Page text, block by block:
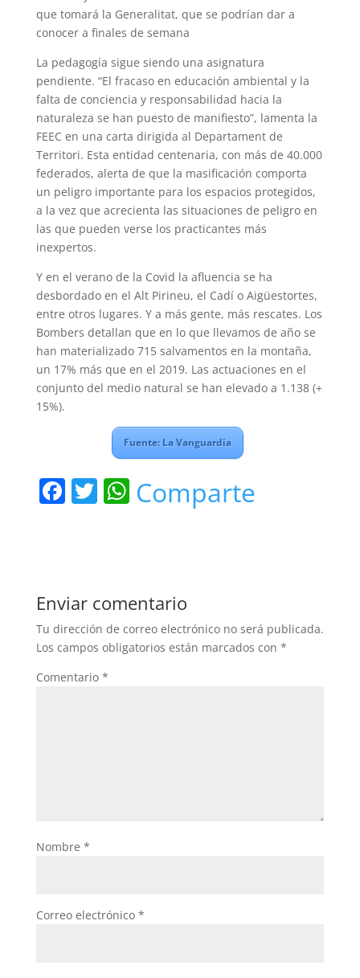
que tomará la Generalitat, que se podrían dar a
conocer a finales de semana
La pedagogía sigue siendo una asignatura
pendiente. “El fracaso en educación ambiental y la
falta de conciencia y responsabilidad hacia la
naturaleza se han puesto de manifiesto”, lamenta la
FEEC en una carta dirigida al Departament de
Territori. Esta entidad centenaria, con más de 40.000
federados, alerta de que la masificación comporta
un peligro importante para los espacios protegidos,
a la vez que acrecienta las situaciones de peligro en
las que pueden verse los practicantes más
inexpertos.
Y en el verano de la Covid la afluencia se ha
desbordado en el Alt Pirineu, el Cadí o Aigüestortes,
entre otros lugares. Y a más gente, más rescates. Los
Bombers detallan que en lo que llevamos de año se
han materializado 715 salvamentos en la montaña,
un 17% más que en el 2019. Las actuaciones en el
conjunto del medio natural se han elevado a 1.138 (+
15%).
Fuente: La Vanguardia
F
b
o
o
k
T W
A
p
p
Comparte
Enviar comentario
Tu dirección de correo electrónico no será publicada.
Los campos obligatorios están marcados con *
Comentario *
Nombre *
Correo electrónico *